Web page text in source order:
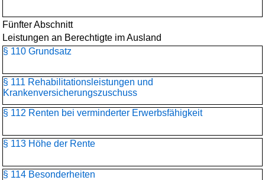
Fünfter Abschnitt
Leistungen an Berechtigte im Ausland
§ 110 Grundsatz
§ 111 Rehabilitationsleistungen und
Krankenversicherungszuschuss
§ 112 Renten bei verminderter Erwerbsfähigkeit
§ 113 Höhe der Rente
§ 114 Besonderheiten